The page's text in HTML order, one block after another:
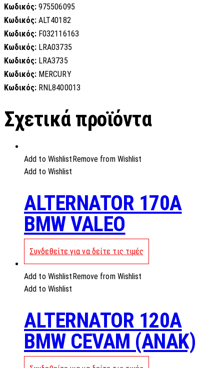
Κωδικός: 975506095
Κωδικός: ALT40182
Κωδικός: F032116163
Κωδικός: LRA03735
Κωδικός: LRA3735
Κωδικός: MERCURY
Κωδικός: RNL8400013
Σχετικά προϊόντα
Add to Wishlist Remove from Wishlist
Add to Wishlist
ALTERNATOR 170A
BMW VALEO
Συνδεθείτε για να δείτε τις τιμές
Add to Wishlist Remove from Wishlist
Add to Wishlist
ALTERNATOR 120A
BMW CEVAM (ANAK)